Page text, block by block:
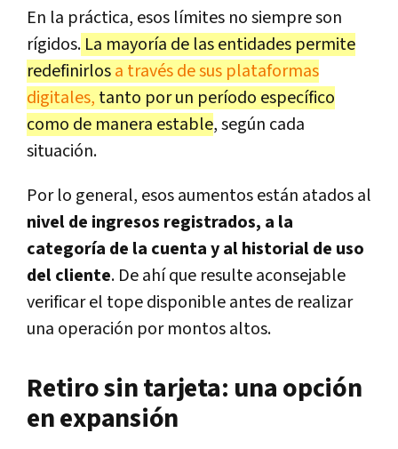
En la práctica, esos límites no siempre son
rígidos. La mayoría de las entidades permite
redefinirlosa través de sus plataformas
digitales, tanto por un período específico
como de manera estable, según cada
situación.
Por lo general, esos aumentos están atados al
nivel de ingresos registrados, a la
categoría de la cuenta y al historial de uso
del cliente. De ahí que resulte aconsejable
verificar el tope disponible antes de realizar
una operación por montos altos.
Retiro sin tarjeta: una opción
en expansión